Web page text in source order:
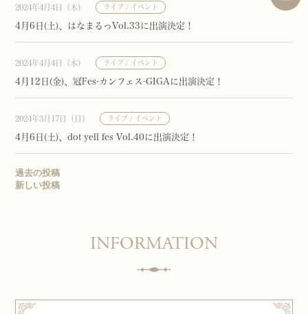
2024年4月4日（木） ライブ / イベント
4月6日(土)、はなまるっVol.33に出演決定！
2024年4月4日（木） ライブ / イベント
4月12日(金)、冠Fes-カンフェス-GIGAに出演決定！
2024年3月17日（日） ライブ / イベント
4月6日(土)、dot yell fes Vol.40に出演決定！
投
稿
ナ
過去の投稿
新しい投稿
INFORMATION